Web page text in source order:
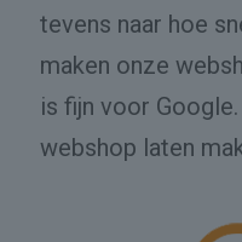
tevens naar hoe
maken onze
is fijn voor
webshop laten